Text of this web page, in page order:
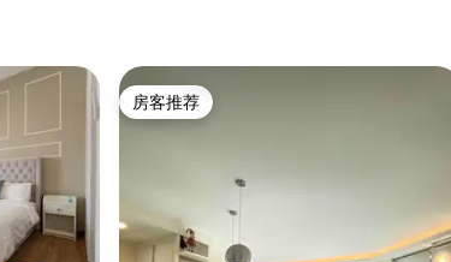
房客推荐
房客推荐